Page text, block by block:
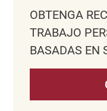
OBTENGA
TRABAJO
BASADAS EN